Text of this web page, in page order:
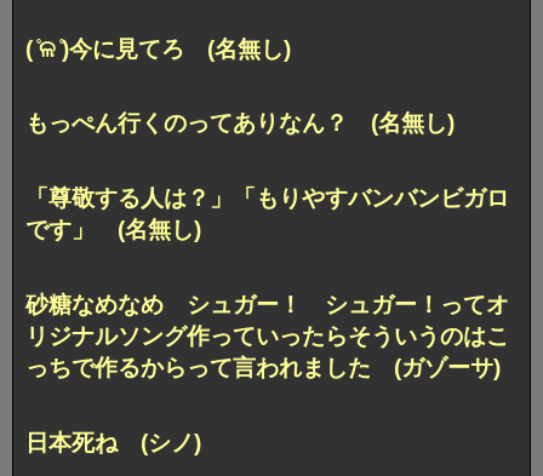
( ̊ଳ ̊)今に見てろ (名無し)
もっぺん行くのってありなん？ (名無し)
「尊敬する人は？」「もりやすバンバンビガロ
です」 (名無し)
砂糖なめなめ シュガー！ シュガー！ってオ
リジナルソング作っていったらそういうのはこ
っちで作るからって言われました (ガゾーサ)
日本死ね (シノ)